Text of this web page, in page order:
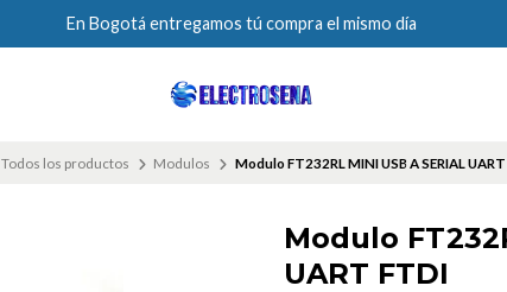
En Bogotá entregamos tú compra el mismo día
Todos los productos Modulos Modulo FT232RL MINI USB A SERIAL
Modulo
UART FTDI